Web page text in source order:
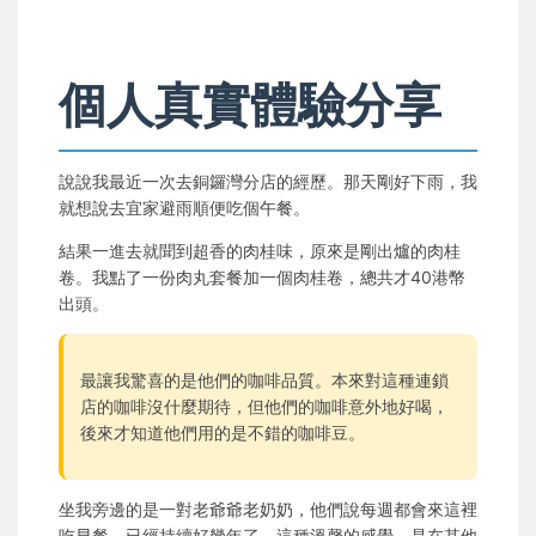
個人真實體驗分享
說說我最近一次去銅鑼灣分店的經歷。那天剛好下雨，我
就想說去宜家避雨順便吃個午餐。
結果一進去就聞到超香的肉桂味，原來是剛出爐的肉桂
卷。我點了一份肉丸套餐加一個肉桂卷，總共才40港幣
出頭。
最讓我驚喜的是他們的咖啡品質。本來對這種連鎖
店的咖啡沒什麼期待，但他們的咖啡意外地好喝，
後來才知道他們用的是不錯的咖啡豆。
坐我旁邊的是一對老爺爺老奶奶，他們說每週都會來這裡